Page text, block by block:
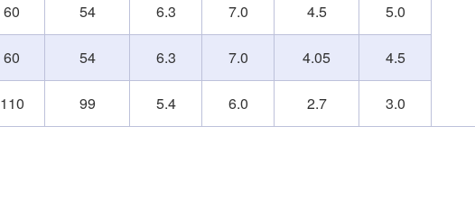
60 54 6.3 7.0 4.5 5.0
60 54 6.3 7.0 4.05 4.5
110 99 5.4 6.0 2.7 3.0